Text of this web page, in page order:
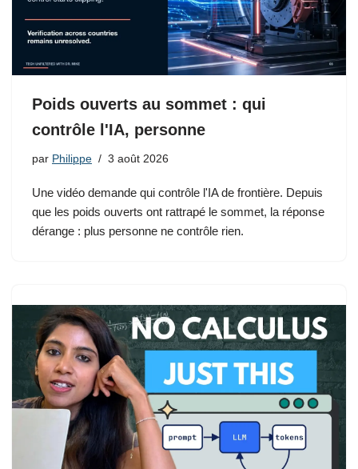
Poids ouverts au sommet : qui
contrôle l'IA, personne
par Philippe 3 août 2026
Une vidéo demande qui contrôle l'IA de frontière. Depuis
que les poids ouverts ont rattrapé le sommet, la réponse
dérange : plus personne ne contrôle rien.